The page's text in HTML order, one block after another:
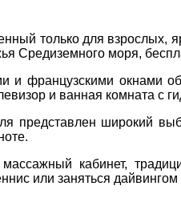
+38 (067) 180-32-
+38 (099) 180-32-
+38 (093) 180-32-
0800 33 01 80
только для взрослых,
Средиземного моря,
и французскими окнами
и ванная комната с
представлен широкий
кабинет,
или заняться